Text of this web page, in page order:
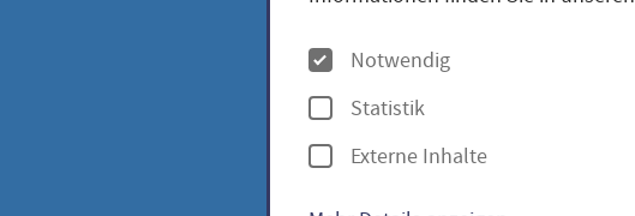
Anfahrt
Öffnungszeiten
O
p
t
i
Notwendig
Statistik
Externe Inhalte